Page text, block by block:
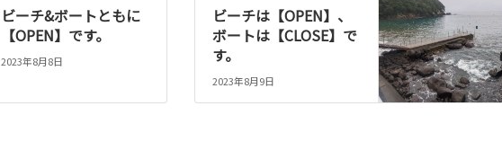
ビーチ&ボートともに
【OPEN】です。
2023年8月8日
ビーチは【OPEN】、
ボートは【CLOSE】で
す。
2023年8月9日